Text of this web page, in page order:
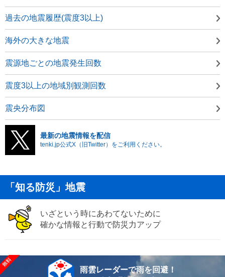
過去の地震履歴(震度3以上)
海外の大きな地震
震源地ごとの地震発生回数
震度3以上の地域別観測回数
震央分布図
最新の地震情報を配信
tenki.jp公式X（旧Twitter）をご利用ください。
「知る防災」地震
いざという時にあわてないために
確かな情報と行動で防災力アップ
雨雲レーダーで雨を回避！